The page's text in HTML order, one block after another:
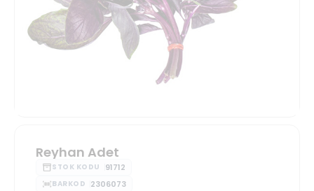
Reyhan Adet
STOK KODU 91712
BARKOD 2306073